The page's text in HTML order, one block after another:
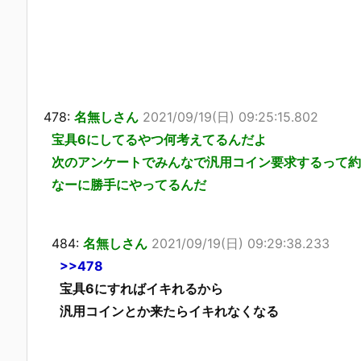
478: 名無しさん 2021/09/19(日) 09:25:15.802
宝具6にしてるやつ何考えてるんだよ
次のアンケートでみんなで汎用コイン要求するって
なーに勝手にやってるんだ
484: 名無しさん 2021/09/19(日) 09:29:38.233
>>478
宝具6にすればイキれるから
汎用コインとか来たらイキれなくなる